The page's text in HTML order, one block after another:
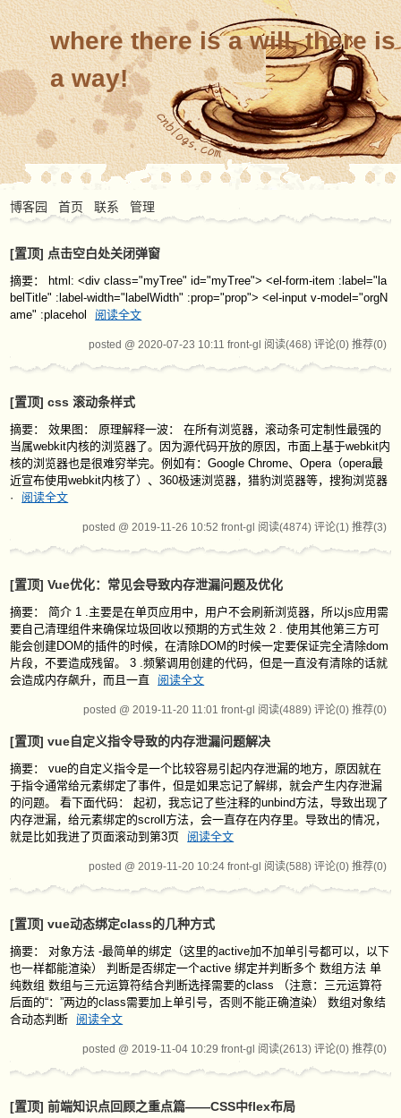
where there is a will, there is
a way!
博客园 首页 联系 管理
[置顶] 点击空白处关闭弹窗
摘要： html: <div class="myTree" id="myTree"> <el-form-item :label="la
belTitle" :label-width="labelWidth" :prop="prop"> <el-input v-model="orgN
ame" :placehol
阅读全文
posted @ 2020-07-23 10:11 front-gl 阅读(468) 评论(0) 推荐(0)
[置顶] css 滚动条样式
摘要： 效果图： 原理解释一波： 在所有浏览器，滚动条可定制性最强的
当属webkit内核的浏览器了。因为源代码开放的原因，市面上基于webkit内
核的浏览器也是很难穷举完。例如有：Google Chrome、Opera（opera最
近宣布使用webkit内核了）、360极速浏览器，猎豹浏览器等，搜狗浏览器
·
阅读全文
posted @ 2019-11-26 10:52 front-gl 阅读(4874) 评论(1) 推荐(3)
[置顶] Vue优化：常见会导致内存泄漏问题及优化
摘要： 简介 1 .主要是在单页应用中，用户不会刷新浏览器，所以js应用需
要自己清理组件来确保垃圾回收以预期的方式生效 2 . 使用其他第三方可
能会创建DOM的插件的时候，在清除DOM的时候一定要保证完全清除dom
片段，不要造成残留。 3 .频繁调用创建的代码，但是一直没有清除的话就
会造成内存飙升，而且一直
阅读全文
posted @ 2019-11-20 11:01 front-gl 阅读(4889) 评论(0) 推荐(0)
[置顶] vue自定义指令导致的内存泄漏问题解决
摘要： vue的自定义指令是一个比较容易引起内存泄漏的地方，原因就在
于指令通常给元素绑定了事件，但是如果忘记了解绑，就会产生内存泄漏
的问题。 看下面代码： 起初，我忘记了些注释的unbind方法，导致出现了
内存泄漏，给元素绑定的scroll方法，会一直存在内存里。导致出的情况，
就是比如我进了页面滚动到第3页
阅读全文
posted @ 2019-11-20 10:24 front-gl 阅读(588) 评论(0) 推荐(0)
[置顶] vue动态绑定class的几种方式
摘要： 对象方法 -最简单的绑定（这里的active加不加单引号都可以，以下
也一样都能渲染） 判断是否绑定一个active 绑定并判断多个 数组方法 单
纯数组 数组与三元运算符结合判断选择需要的class （注意：三元运算符
后面的“：”两边的class需要加上单引号，否则不能正确渲染） 数组对象结
合动态判断
阅读全文
posted @ 2019-11-04 10:29 front-gl 阅读(2613) 评论(0) 推荐(0)
[置顶] 前端知识点回顾之重点篇——CSS中flex布局